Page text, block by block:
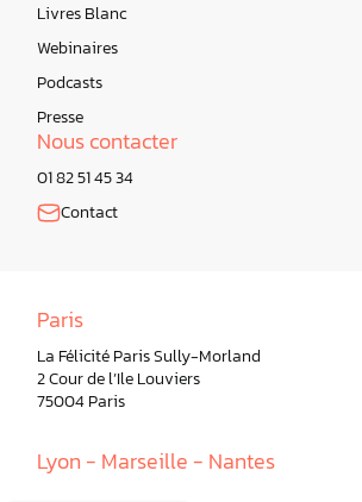
Livres Blanc
Webinaires
Podcasts
Presse
Nous contacter
01 82 51 45 34
Contact
Paris
La Félicité Paris Sully-Morland
2 Cour de l’Ile Louviers
75004 Paris
Lyon - Marseille - Nantes